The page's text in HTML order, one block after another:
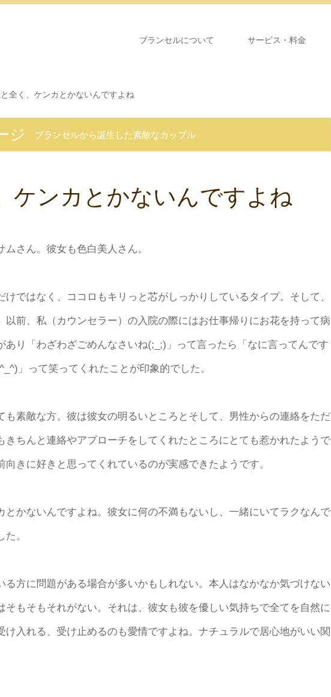
ブランセルについて サービス・料金
全く、ケンカとかないんですよね
ジ ブランセルから誕生した素敵なカップル
ケンカとかないんですよね
さん。彼女も色白美人さん。
ではなく、ココロもキリっと芯がしっかりしているタイプ。そして、
以前、私（カウンセラー）の入院の際にはお仕事帰りにお花を持って病
あり「わざわざごめんなさいね(;_;)」って言ったら「なに言ってんです
」って笑ってくれたことが印象的でした。
も素敵な方。彼は彼女の明るいところとそして、男性からの連絡をただ
きちんと連絡やアプローチをしてくれたところにとても惹かれたようで
きに好きと思ってくれているのが実感できたようです。
とかないんですよね。彼女に何の不満もないし、一緒にいてラクなんで
。
る方に問題がある場合が多いかもしれない。本人はなかなか気づけない
そもそもそれがない。それは、彼女も彼を優しい気持ちで全てを自然に
け入れる、受け止めるのも愛情ですよね。ナチュラルで居心地がいい関